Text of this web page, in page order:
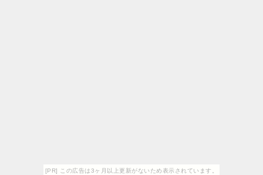
[PR] この広告は3ヶ月以上更新がないため表示されています。